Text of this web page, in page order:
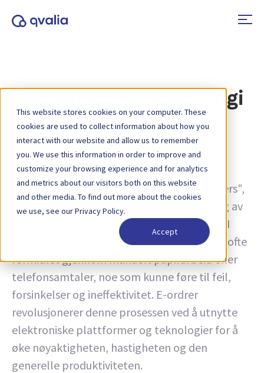
This website stores cookies on your computer. These
cookies are used to collect information about how you
interact with our website and allow us to remember
you. We use this information in order to improve and
customize your browsing experience and for analytics
and metrics about our visitors both on this website
and other media. To find out more about the cookies
we use, see our Privacy Policy.
Accept
Transaksjoner, teknologi
og trender
Kategori: E-ordrehåndtering
E-ordrer, en forkortelse for "electronic orders",
refererer til digitalisering og automatisering av
ordrehåndteringsprosessen i ulike bransjer. I
tradisjonell forretningsdrift ble bestillinger ofte
formidlet gjennom manuelt papirarbeid eller
telefonsamtaler, noe som kunne føre til feil,
forsinkelser og ineffektivitet. E-ordrer
revolusjonerer denne prosessen ved å utnytte
elektroniske plattformer og teknologier for å
øke nøyaktigheten, hastigheten og den
generelle produktiviteten.